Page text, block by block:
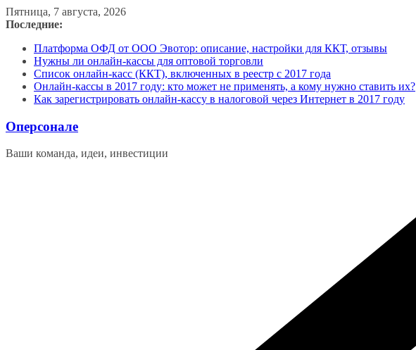
Перейти
к
Пятница, 7 августа, 2026
Последние:
Платформа ОФД от ООО Эвотор: описание, настройки для ККТ, отзывы
Нужны ли онлайн-кассы для оптовой торговли
Список онлайн-касс (ККТ), включенных в реестр с 2017 года
Онлайн-кассы в 2017 году: кто может не применять, а кому нужно ставить их?
Как зарегистрировать онлайн-кассу в налоговой через Интернет в 2017 году
Оперсонале
Ваши команда, идеи, инвестиции